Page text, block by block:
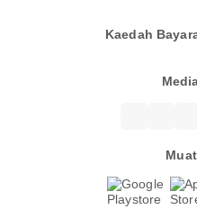
Kaedah